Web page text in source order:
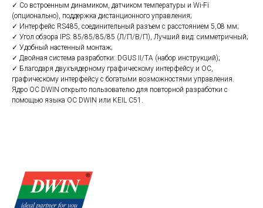
✓ Со встроенным динамиком, датчиком температуры и Wi-Fi
(опционально), поддержка дистанционного управления;
✓ Интерфейс RS485, соединительный разъем с расстоянием 5,08 мм;
✓ Угол обзора IPS: 85/85/85/85 (Л/П/В/П), Лучший вид: симметричный;
✓ Удобный настенный монтаж;
✓ Двойная система разработки: DGUS II/TA (набор инструкций);
✓ Благодаря двухъядерному графическому интерфейсу и ОС,
графическому интерфейсу с богатыми возможностями управления.
Ядро ОС DWIN открыто пользователю для повторной разработки с
помощью языка ОС DWIN или KEIL C51.